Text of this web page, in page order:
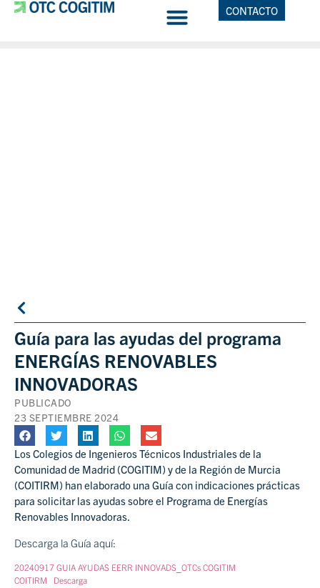
CONTACTO
Guía para las ayudas del programa
ENERGÍAS RENOVABLES
INNOVADORAS
PUBLICADO
23 SEPTIEMBRE 2024
Los Colegios de Ingenieros Técnicos Industriales de la
Comunidad de Madrid (COGITIM) y de la Región de Murcia
(COITIRM) han elaborado una Guía con indicaciones prácticas
para solicitar las ayudas sobre el Programa de Energías
Renovables Innovadoras.
Descarga la Guía aquí:
20240917 GUIA AYUDAS EERR INNOVADS_OTCs COGITIM
COITIRM
Descarga